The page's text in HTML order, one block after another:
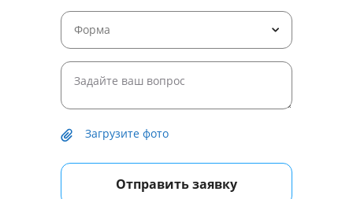
Форма
Загрузите фото
Отправить заявку